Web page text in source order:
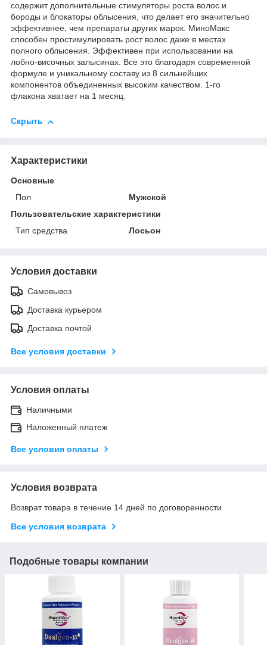
содержит дополнительные стимуляторы роста волос и
бороды и блокаторы облысения, что делает его значительно
эффективнее, чем препараты других марок. МиноМакс
способен простимулировать рост волос даже в местах
полного облысения. Эффективен при использовании на
лобно-височных залысинах. Все это благодаря современной
формуле и уникальному составу из 8 сильнейших
компонентов объединенных высоким качеством. 1-го
флакона хватает на 1 месяц.
Скрыть
Характеристики
Основные
Пол
Мужской
Пользовательские характеристики
Тип средства
Лосьон
Условия доставки
Самовывоз
Доставка курьером
Доставка почтой
Все условия доставки
Условия оплаты
Наличными
Наложенный платеж
Все условия оплаты
Условия возврата
Возврат товара в течение 14 дней по договоренности
Все условия возврата
Подобные товары компании